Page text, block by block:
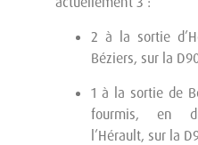
2 à la sortie
Béziers, sur la
1 à la sortie de
fourmis, en
l’Hérault, sur la